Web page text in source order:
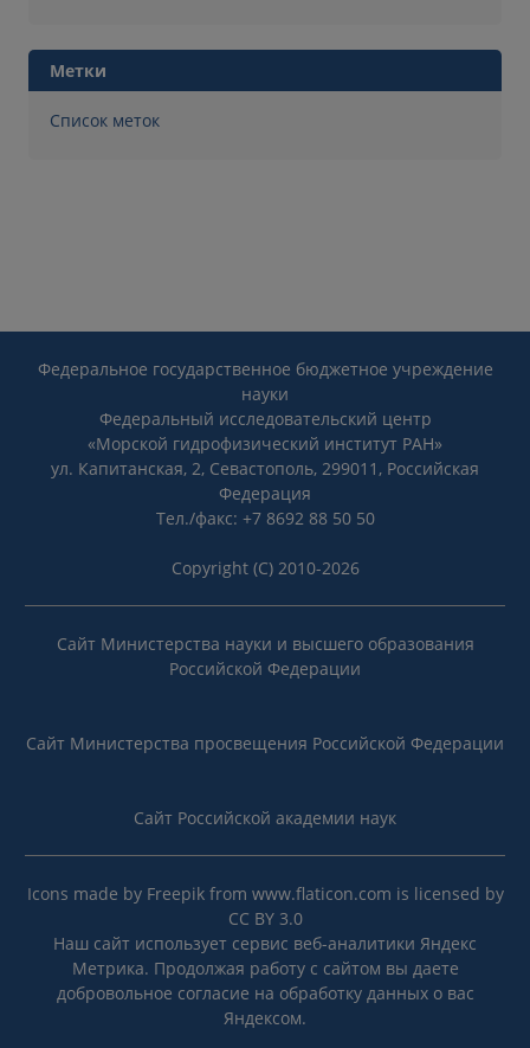
Метки
Список меток
Федеральное государственное бюджетное учреждение
науки
Федеральный исследовательский центр
«Морской гидрофизический институт РАН»
ул. Капитанская, 2, Севастополь, 299011, Российская
Федерация
Тел./факс: +7 8692 88 50 50
Copyright (C) 2010-2026
Сайт Министерства науки и высшего образования
Российской Федерации
Сайт Министерства просвещения Российской Федерации
Сайт Российской академии наук
Icons made by Freepikfrom www.flaticon.com is licensed by
CC BY 3.0
Наш сайт использует сервис веб-аналитики Яндекс
Метрика. Продолжая работу с сайтом вы даете
добровольное согласие на обработку данныхо вас
Яндексом.